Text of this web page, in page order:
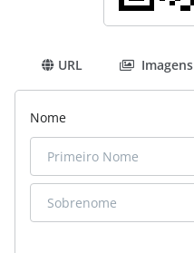
URL Imagens
Nome